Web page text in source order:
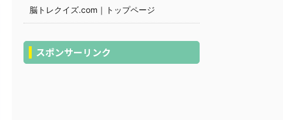
脳トレクイズ.com｜トップページ
スポンサーリンク